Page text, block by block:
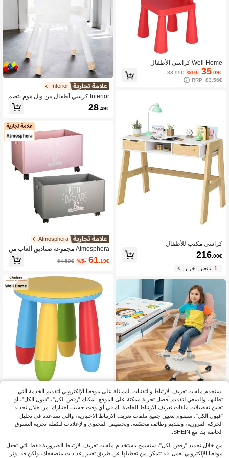
Well Home كراسي الأطفال
35.09€
%10-
38.99€
RRP: 83.56€
كراسي مكتب للأطفال
216.00€
1بائعين آخرين
GDAE10 كراسي مكتب للأطفال
61 .57€
Interior
Interior كرسي أطفال من ويل هوم بتصم
يم ثعلب، تصميم فريد لأطفالك الصغار، 2
8 * 28 * 52.5 سم. كرسي أطفال من وي
غار في المنزل - الأبعاد: 28 * 28 * 52.5
سم - تصميم فريد وأصلي وجذاب سيسعد
الأولاد والبنات - مصنوع من مواد آمنة ومتين
ة للاستخدام المكثف من قبل الأطفال - مث
ب بلمسة مرحة ومميزة
28.49€
Atmosphera
Atmosphera مجموعة صناديق ألعاب من
ويل هوم، قطعتان بعجلات، رمادي ووردي،
48*30*28 سم. تحافظ هذه الصناديق عل
ب ليفي متوسط الكثافة (MDF).
61.19€
%5-
64.59€
Well Home كراسي الأطفال
62.99€
%10-
69.99€
RRP: 123.99€
نستخدم ملفات تعريف الارتباط والتقنيات المماثلة على موقعنا الإلكتروني لتقديم الخدمة التي
تطلبها، وللسعي لتقديم أفضل تجربة ممكنة على الموقع. يمكنك "رفض الكل"، "قبول الكل"، أو
تعيين تفضيلات ملفات تعريف الارتباط الخاصة بك في أي وقت حسب اختيارك. من خلال تحديد
"قبول الكل"، سنقوم بتعيين جميع ملفات تعريف الارتباط الاختيارية، والتي تساعدنا في تحليل
الحركة المرورية، وتقديم وظائف محسّنة، وتخصيص المحتوى والإعلانات لتكملة تجربة التسوق
الخاصة بك مع SHEIN.
من خلال تحديد "رفض الكل"، ستسمح باستخدام ملفات تعريف الارتباط الضرورية فقط التي تجعل
موقعنا الإلكتروني يعمل. قد تتمكن من تعطيلها عن طريق تغيير إعدادات متصفحك، ولكن قد يؤثر